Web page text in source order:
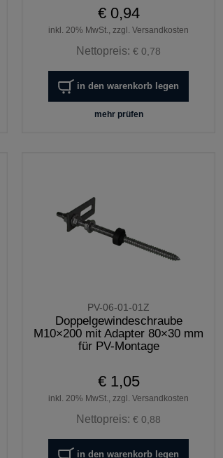
€ 0,94
inkl. 20% MwSt., zzgl. Versandkosten
Nettopreis:€ 0,78
in den warenkorb legen
mehr prüfen
PV-06-01-01Z
Doppelgewindeschraube
M10×200 mit Adapter 80×30 mm
für PV-Montage
€ 1,05
inkl. 20% MwSt., zzgl. Versandkosten
Nettopreis:€ 0,88
in den warenkorb legen